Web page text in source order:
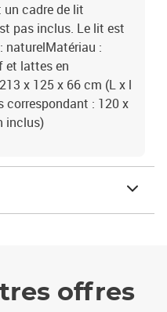
cadre de lit
pas inclus. Le lit est
naturelMatériau :
et lattes en
x 125 x 66 cm (L x l
correspondant : 120 x
inclus)
offres